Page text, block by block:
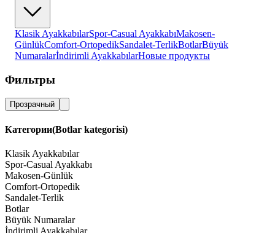
Klasik AyakkabılarSpor-Casual AyakkabıMakosen-
GünlükComfort-OrtopedikSandalet-TerlikBotlarBüyük
Numaralarİndirimli AyakkabılarНовые продукты
Фильтры
Прозрачный
Категории(Botlar kategorisi)
Klasik Ayakkabılar
Spor-Casual Ayakkabı
Makosen-Günlük
Comfort-Ortopedik
Sandalet-Terlik
Botlar
Büyük Numaralar
İndirimli Ayakkabılar